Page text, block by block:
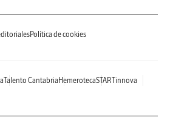
Política de cookies
Talento Cantabria HemerotecaSTARTinnova